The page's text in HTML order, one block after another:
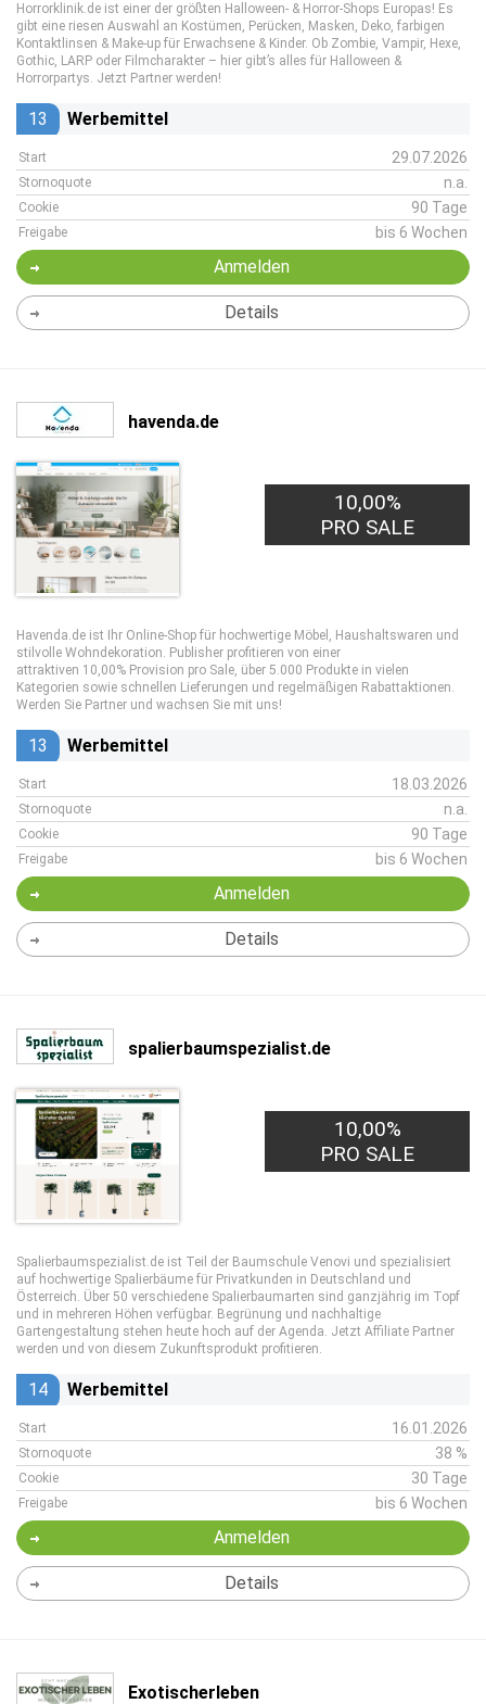
Horrorklinik.de ist einer der größten Halloween- & Horror-Shops Europas! Es
gibt eine riesen Auswahl an Kostümen, Perücken, Masken, Deko, farbigen
Kontaktlinsen & Make-up für Erwachsene & Kinder. Ob Zombie, Vampir, Hexe,
Gothic, LARP oder Filmcharakter – hier gibt’s alles für Halloween &
Horrorpartys. Jetzt Partner werden!
13 Werbemittel
Start 29.07.2026
Stornoquote n.a.
Cookie 90 Tage
Freigabe bis 6 Wochen
Anmelden
Details
havenda.de
10,00%
PRO SALE
Havenda.de ist Ihr Online-Shop für hochwertige Möbel, Haushaltswaren und
stilvolle Wohndekoration. Publisher profitieren von einer
attraktiven 10,00% Provision pro Sale, über 5.000 Produkte in vielen
Kategorien sowie schnellen Lieferungen und regelmäßigen Rabattaktionen.
Werden Sie Partner und wachsen Sie mit uns!
13 Werbemittel
Start 18.03.2026
Stornoquote n.a.
Cookie 90 Tage
Freigabe bis 6 Wochen
Anmelden
Details
spalierbaumspezialist.de
10,00%
PRO SALE
Spalierbaumspezialist.de ist Teil der Baumschule Venovi und spezialisiert
auf hochwertige Spalierbäume für Privatkunden in Deutschland und
Österreich. Über 50 verschiedene Spalierbaumarten sind ganzjährig im Topf
und in mehreren Höhen verfügbar. Begrünung und nachhaltige
Gartengestaltung stehen heute hoch auf der Agenda. Jetzt Affiliate Partner
werden und von diesem Zukunftsprodukt profitieren.
14 Werbemittel
Start 16.01.2026
Stornoquote 38 %
Cookie 30 Tage
Freigabe bis 6 Wochen
Anmelden
Details
Exotischerleben